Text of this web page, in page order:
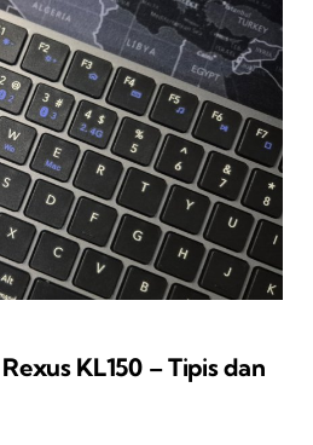
KL150 – Tipis dan